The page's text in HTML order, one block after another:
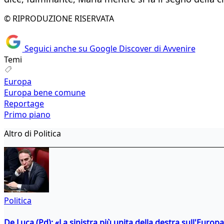
© RIPRODUZIONE RISERVATA
Seguici anche su Google Discover di Avvenire
Temi
Europa
Europa bene comune
Reportage
Primo piano
Altro di Politica
Politica